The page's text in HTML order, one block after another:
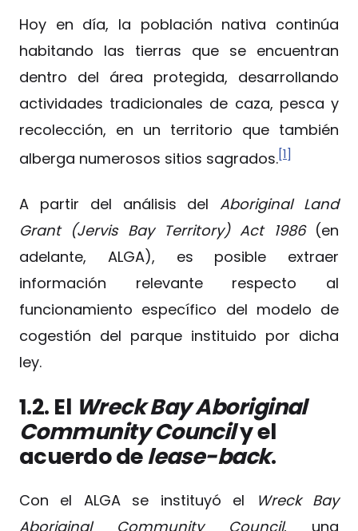
Hoy en día, la población nativa continúa
habitando las tierras que se encuentran
dentro del área protegida, desarrollando
actividades tradicionales de caza, pesca y
recolección, en un territorio que también
alberga numerosos sitios sagrados.[1]
A partir del análisis delAboriginal Land
Grant (Jervis Bay Territory) Act 1986(en
adelante, ALGA), es posible extraer
información relevante respecto al
funcionamiento específico del modelo de
cogestión del parque instituido por dicha
ley.
1.2. El Wreck Bay Aboriginal
Community Councily el
acuerdo delease-back.
Con el ALGA se instituyó el
Wreck Bay
Aboriginal Community Council, una